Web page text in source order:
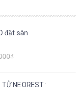
đặt sàn